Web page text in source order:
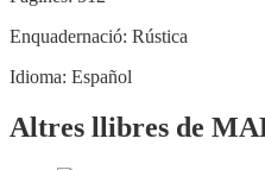
Enquadernació: Rústica
Idioma: Español
Altres llibres de